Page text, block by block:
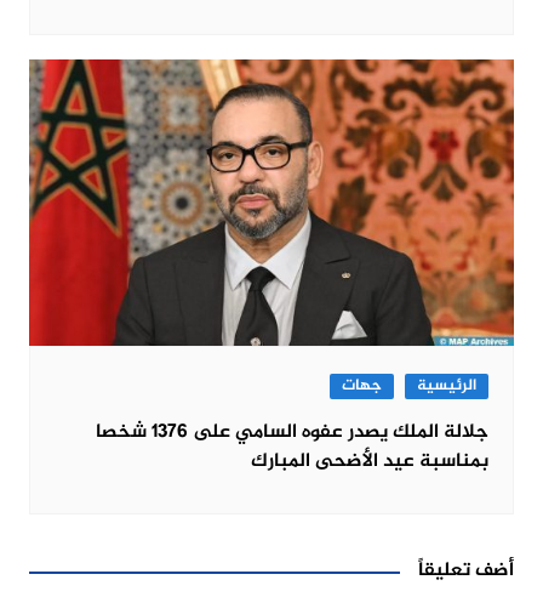
الرئيسية جهات
جلالة الملك يصدر عفوه السامي على 1376 شخصا
بمناسبة عيد الأضحى المبارك
أضف تعليقاً